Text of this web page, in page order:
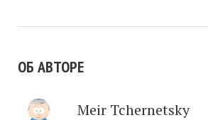
ОБ АВТОРЕ
Meir Tchernetsky